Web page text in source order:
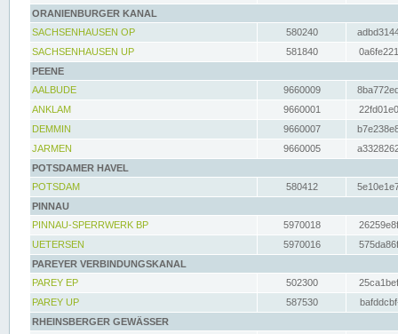
ORANIENBURGER KANAL
SACHSENHAUSEN OP
580240
SACHSENHAUSEN UP
581840
PEENE
AALBUDE
9660009
ANKLAM
9660001
DEMMIN
9660007
JARMEN
9660005
POTSDAMER HAVEL
POTSDAM
580412
PINNAU
PINNAU-SPERRWERK BP
5970018
UETERSEN
5970016
PAREYER VERBINDUNGSKANAL
PAREY EP
502300
PAREY UP
587530
RHEINSBERGER GEWÄSSER